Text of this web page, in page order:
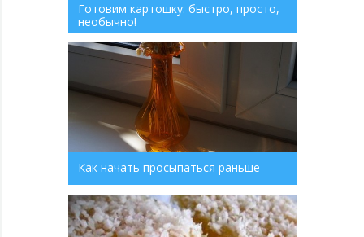
Готовим картошку: быстро, просто,
необычно!
Как начать просыпаться раньше